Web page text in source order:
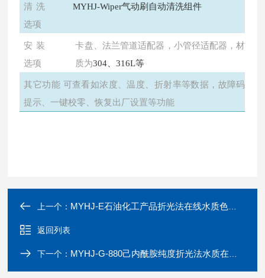
清洗
选项
MYHJ-Wiper气动刷自动清洗组件
安装
选项
卡盘、法兰管道适配器，小管径适配器，材
质为304、316L等
其它功能 可查看如浓度、温度、折射率等数据，故障码
提示、一键校零、恢复出厂设置等功能
上一个： MYHJ-E石油化工产品折光法在线水质色度检测仪
返回列表
下一个： MYHJ-G-880己内酰胺纯度折光法水质在线色度测定仪